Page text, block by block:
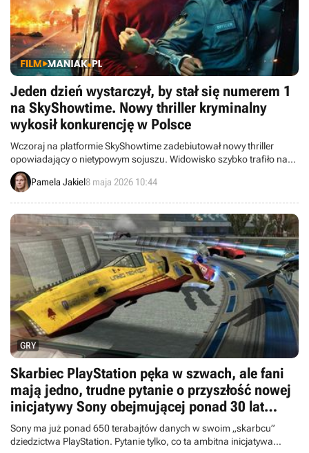
Jeden dzień wystarczył, by stał się numerem 1
na SkyShowtime. Nowy thriller kryminalny
wykosił konkurencję w Polsce
Wczoraj na platformie SkyShowtime zadebiutował nowy thriller
opowiadający o nietypowym sojuszu. Widowisko szybko trafiło na
pierwsze miejsce w top 10 najchętniej oglądanych seriali.
Pamela Jakiel8 maja 2026 10:44
GRY
Skarbiec PlayStation pęka w szwach, ale fani
mają jedno, trudne pytanie o przyszłość nowej
inicjatywy Sony obejmującej ponad 30 lat
dorobku firmy
Sony ma już ponad 650 terabajtów danych w swoim „skarbcu”
dziedzictwa PlayStation. Pytanie tylko, co ta ambitna inicjatywa